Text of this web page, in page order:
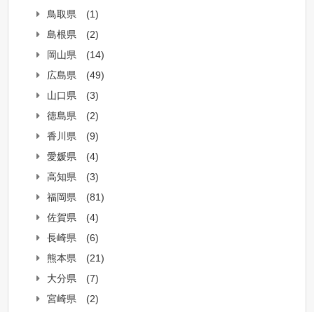
鳥取県
(1)
島根県
(2)
岡山県
(14)
広島県
(49)
山口県
(3)
徳島県
(2)
香川県
(9)
愛媛県
(4)
高知県
(3)
福岡県
(81)
佐賀県
(4)
長崎県
(6)
熊本県
(21)
大分県
(7)
宮崎県
(2)